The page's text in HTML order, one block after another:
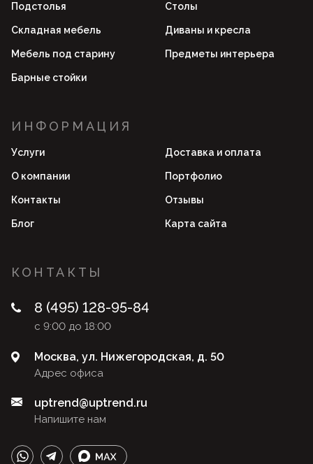
Подстолья Столы
Складная мебель Диваны и кресла
Мебель под старину Предметы интерьера
Барные стойки
ИНФОРМАЦИЯ
Услуги Доставка и оплата
О компании Портфолио
Контакты Отзывы
Блог Карта сайта
КОНТАКТЫ
8 (495) 128-95-84
с 9:00 до 18:00
Адрес офиса
Москва, ул. Нижегородская, д. 50
Напишите нам
uptrend@uptrend.ru